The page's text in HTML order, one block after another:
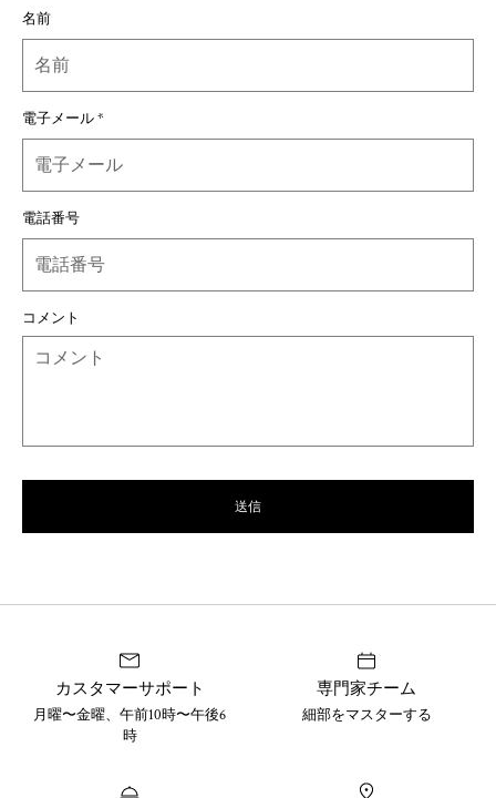
名前
電子メール*
電話番号
コメント
送信
カスタマーサポート
月曜〜金曜、午前10時〜午後6
時
専門家チーム
細部をマスターする